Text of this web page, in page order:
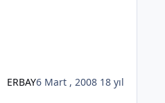
ERBAY6 Mart , 2008 18 yıl